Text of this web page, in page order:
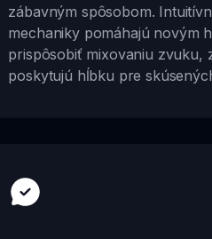
zábavným spôsobom.
mechaniky pomáhajú novým
prispôsobiť mixovaniu zvuku,
poskytujú hĺbku pre